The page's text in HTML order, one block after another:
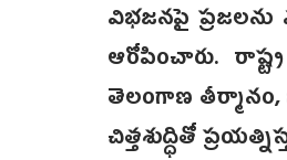
విభజనపై
ఆరోపించారు.
తెలంగాణ తీర్మానం,
చిత్తశుద్ధితో